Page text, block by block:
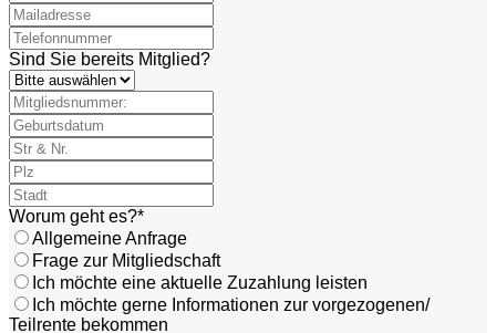
Sind Sie bereits Mitglied?
Worum geht es?*
Allgemeine Anfrage
Frage zur Mitgliedschaft
Ich möchte eine aktuelle Zuzahlung leisten
Ich möchte gerne Informationen zur vorgezogenen/
Teilrente bekommen